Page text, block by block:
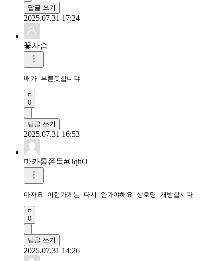
답글 쓰기
2025.07.31 17:24
꽃사슴
배가 부른듯합니댜
0
답글 쓰기
2025.07.31 16:53
마카롱쫀득#OqhO
마자요 이런가게는 다시 안가야해요 상호명 개방합시다
0
답글 쓰기
2025.07.31 14:26